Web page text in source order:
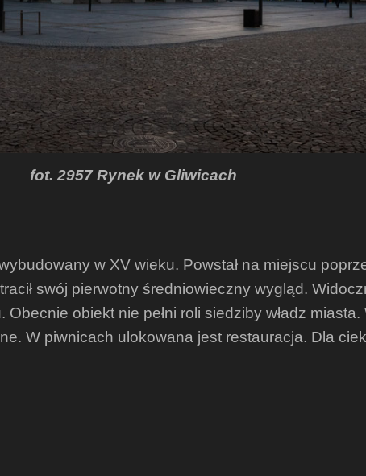
fot. 2957 Rynek w Gliwicach
w XV wieku. Powstał na miejscu
swój pierwotny średniowieczny wygląd.
obiekt nie pełni roli siedziby władz
W piwnicach ulokowana jest restauracja. Dla